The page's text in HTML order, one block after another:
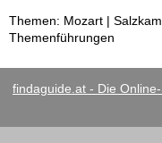
Themen: Mozart |
Themenführungen
findaguide.at - Die